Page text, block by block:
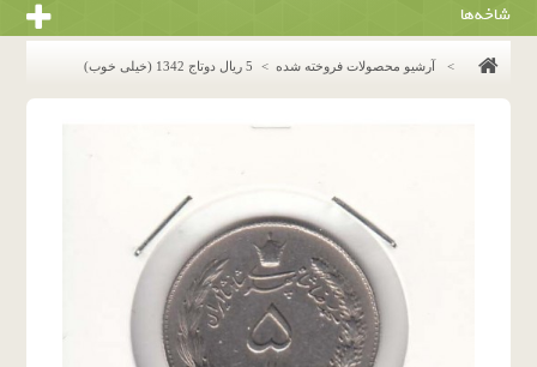
شاخه‌ها
> آرشیو محصولات فروخته شده > 5 ریال دوتاج 1342 (خیلی خوب)